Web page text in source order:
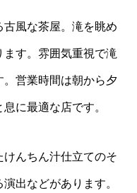
風な茶屋。滝を眺め
す。雰囲気重視で滝
。営業時間は朝から夕
に最適な店です。
んちん汁仕立てのそ
出などがあります。